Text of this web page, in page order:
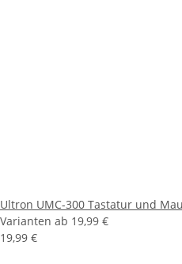
Ultron UMC-300 Tastatur und
Varianten ab 19,99 €
19,99 €